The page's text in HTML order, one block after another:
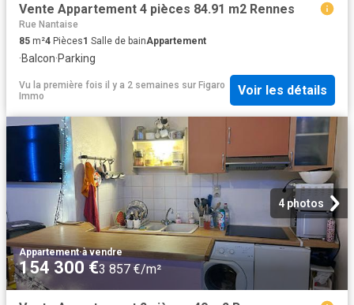
Vente Appartement 4 pièces 84.91 m2 Rennes
Rue Nantaise
85 m²4 Pièces1 Salle de bainAppartement
·Balcon·Parking
Vu la première fois il y a 2 semaines sur Figaro
Immo
Voir les détails
4 photos
Appartement·à vendre
154 300 €3 857 €/m²